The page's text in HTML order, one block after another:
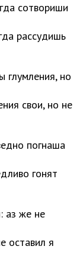
сотвориши
рассудишь
глумления, но
свои, но не
погнаша
гонят
аз же не
оставил я